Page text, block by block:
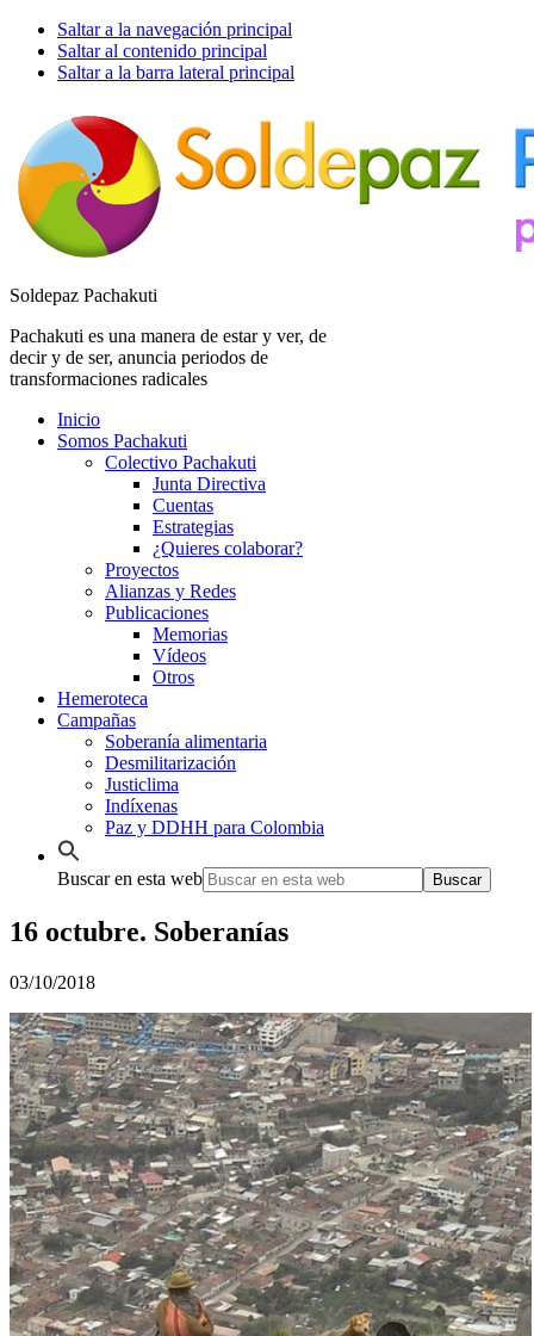
Saltar a la navegación principal
Saltar al contenido principal
Saltar a la barra lateral principal
Soldepaz Pachakuti
Pachakuti es una manera de estar y ver, de
decir y de ser, anuncia periodos de
transformaciones radicales
Inicio
Somos Pachakuti
Colectivo Pachakuti
Junta Directiva
Cuentas
Estrategias
¿Quieres colaborar?
Proyectos
Alianzas y Redes
Publicaciones
Memorias
Vídeos
Otros
Hemeroteca
Campañas
Soberanía alimentaria
Desmilitarización
Justiclima
Indíxenas
Paz y DDHH para Colombia
Buscar en esta web
16 octubre. Soberanías
03/10/2018